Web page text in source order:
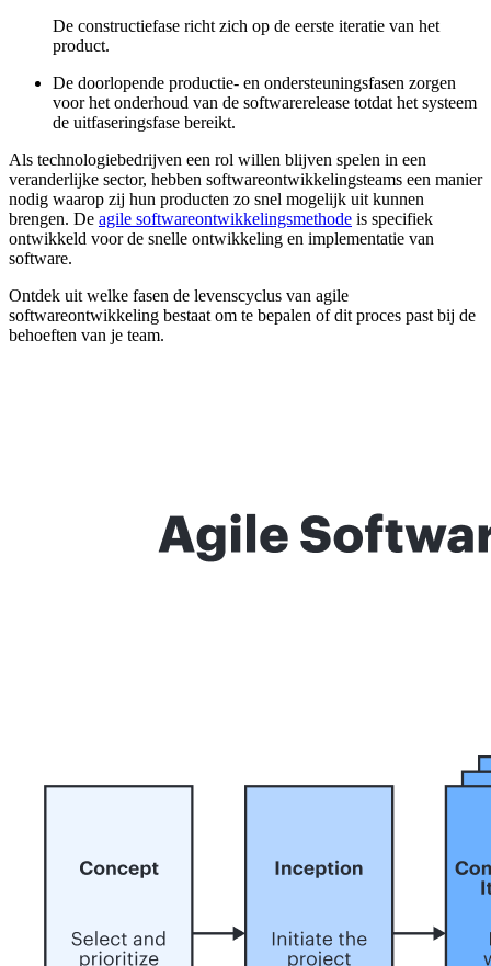
De constructiefase richt zich op de eerste iteratie van het
product.
De doorlopende productie- en ondersteuningsfasen zorgen
voor het onderhoud van de softwarerelease totdat het systeem
de uitfaseringsfase bereikt.
Als technologiebedrijven een rol willen blijven spelen in een
veranderlijke sector, hebben softwareontwikkelingsteams een manier
nodig waarop zij hun producten zo snel mogelijk uit kunnen
brengen. De agile softwareontwikkelingsmethode is specifiek
ontwikkeld voor de snelle ontwikkeling en implementatie van
software.
Ontdek uit welke fasen de levenscyclus van agile
softwareontwikkeling bestaat om te bepalen of dit proces past bij de
behoeften van je team.